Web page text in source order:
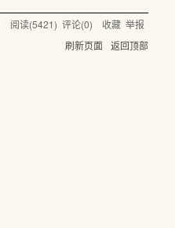
阅读(5421) 评论(0) 收藏 举报
刷新页面
返回顶部